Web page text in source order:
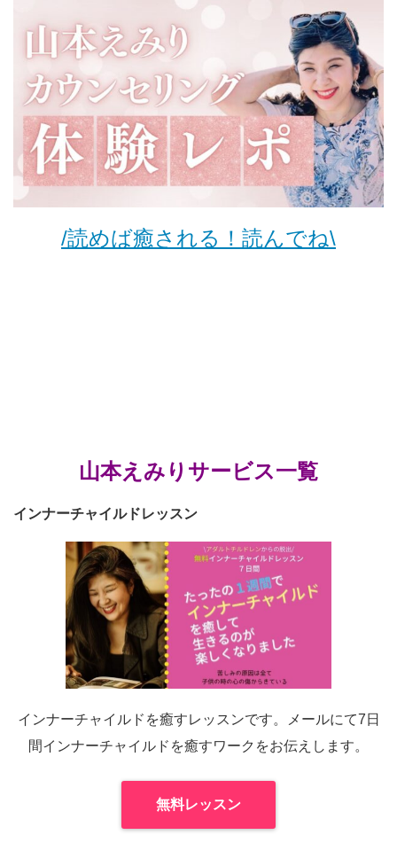
/読めば癒される！読んでね\
山本えみりサービス一覧
インナーチャイルドレッスン
インナーチャイルドを癒すレッスンです。メールにて7日
間インナーチャイルドを癒すワークをお伝えします。
無料レッスン